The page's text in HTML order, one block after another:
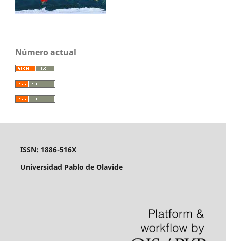
Número actual
ISSN: 1886-516X
Universidad Pablo de Olavide